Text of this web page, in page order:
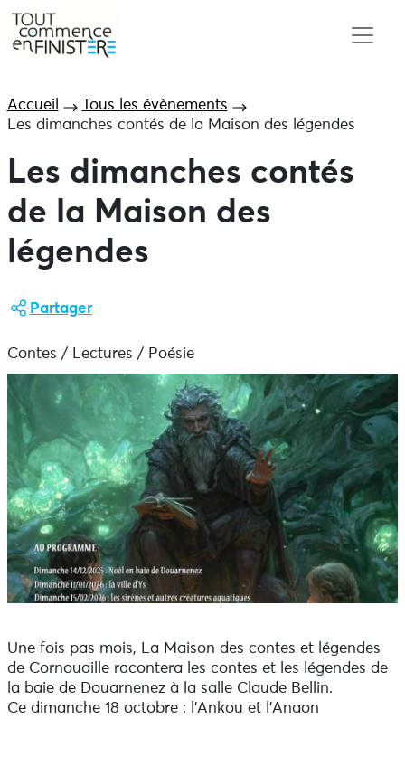
Accueil
Tous les évènements
Les dimanches contés de la Maison des légendes
Les dimanches contés
de la Maison des
légendes
Partager
Contes / Lectures / Poésie
Une fois pas mois, La Maison des contes et légendes
de Cornouaille racontera les contes et les légendes de
la baie de Douarnenez à la salle Claude Bellin.
Ce dimanche 18 octobre : l'Ankou et l'Anaon